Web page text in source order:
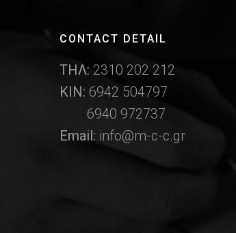
CONTACT DETAIL
ΤΗΛ: 2310 202 212
ΚΙΝ: 6942 504797
6940 972737
Email: info@m-c-c.gr